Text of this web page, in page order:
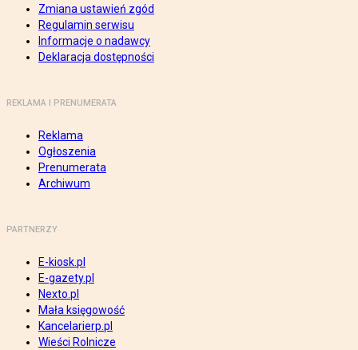
Zmiana ustawień zgód
Regulamin serwisu
Informacje o nadawcy
Deklaracja dostępności
REKLAMA I PRENUMERATA
Reklama
Ogłoszenia
Prenumerata
Archiwum
PARTNERZY
E-kiosk.pl
E-gazety.pl
Nexto.pl
Mała księgowość
Kancelarierp.pl
Wieści Rolnicze